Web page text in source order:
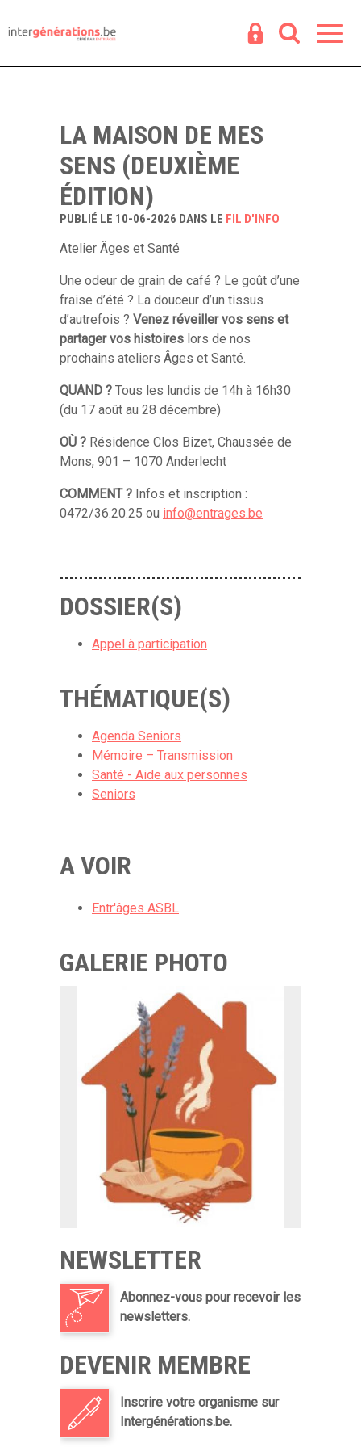
LA MAISON DE MES
SENS (DEUXIÈME
ÉDITION)
PUBLIÉ LE 10-06-2026 DANS LE FIL D'INFO
Atelier Âges et Santé
Une odeur de grain de café ? Le goût d’une
fraise d’été ? La douceur d’un tissus
d’autrefois ? Venez réveiller vos sens et
partager vos histoires lors de nos
prochains ateliers Âges et Santé.
QUAND ? Tous les lundis de 14h à 16h30
(du 17 août au 28 décembre)
OÙ ? Résidence Clos Bizet, Chaussée de
Mons, 901 – 1070 Anderlecht
COMMENT ? Infos et inscription :
0472/36.20.25 ou info@entrages.be
DOSSIER(S)
Appel à participation
THÉMATIQUE(S)
Agenda Seniors
Mémoire – Transmission
Santé - Aide aux personnes
Seniors
A VOIR
Entr'âges ASBL
GALERIE PHOTO
NEWSLETTER
Abonnez-vous pour recevoir les
newsletters.
DEVENIR MEMBRE
Inscrire votre organisme sur
Intergénérations.be.